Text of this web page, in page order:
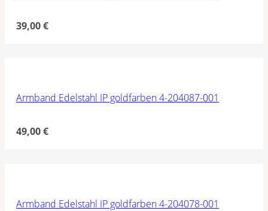
39,00€
Armband Edelstahl IP goldfarben 4-204087-001
49,00€
Armband Edelstahl IP goldfarben 4-204078-001